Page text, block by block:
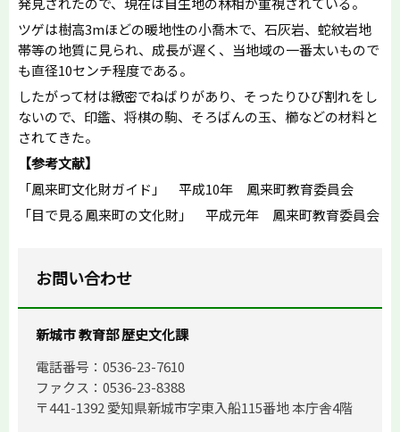
ツゲは樹高3mほどの暖地性の小喬木で、石灰岩、蛇紋岩地
帯等の地質に見られ、成長が遅く、当地域の一番太いもので
も直径10センチ程度である。
したがって材は緻密でねばりがあり、そったりひび割れをし
ないので、印鑑、将棋の駒、そろばんの玉、櫛などの材料と
されてきた。
【参考文献】
「鳳来町文化財ガイド」 平成10年 鳳来町教育委員会
「目で見る鳳来町の文化財」 平成元年 鳳来町教育委員会
お問い合わせ
新城市 教育部 歴史文化課
電話番号：0536-23-7610
ファクス：0536-23-8388
〒441-1392 愛知県新城市字東入船115番地 本庁舎4階